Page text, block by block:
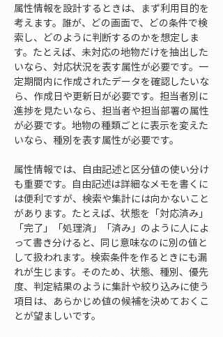
属性情報を設計するときは、まず利用目的を
考えます。誰が、どの画面で、どの条件で検
索し、どのように判断するのかを想定しま
す。たとえば、未対応の地物だけを抽出した
いなら、対応状況を表す属性が必要です。一
定期間内に作成されたデータを確認したいな
ら、作成日や更新日が必要です。担当者別に
進捗を見たいなら、担当者や担当部署の属性
が必要です。地物の種類ごとに表示を変えた
いなら、種別を表す属性が必要です。
属性情報では、自由記述と区分値の使い分け
も重要です。自由記述は詳細なメモを書くに
は便利ですが、検索や集計には向かないこと
があります。たとえば、状態を「対応済み」
「完了」「処理済」「済み」のように人によ
って書き分けると、同じ意味なのに別の値と
して扱われます。検索条件を作るときにも漏
れが生じます。そのため、状態、種別、優先
度、判定結果のように集計や絞り込みに使う
項目は、あらかじめ値の候補を決めておくこ
とが望ましいです。